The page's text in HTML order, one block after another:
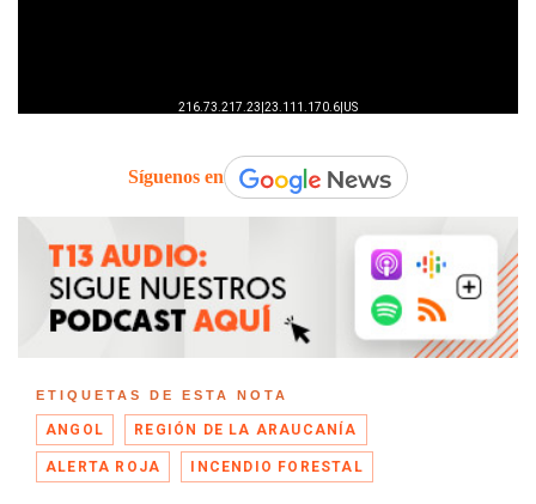
Síguenos en
ETIQUETAS DE ESTA NOTA
ANGOL REGIÓN DE LA ARAUCANÍA
ALERTA ROJA INCENDIO FORESTAL